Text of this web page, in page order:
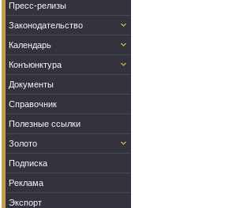
Пресс-релизы
Законодательство
Календарь
Конъюнктура
Документы
Справочник
Полезные ссылки
Золото
Подписка
Реклама
Экспорт